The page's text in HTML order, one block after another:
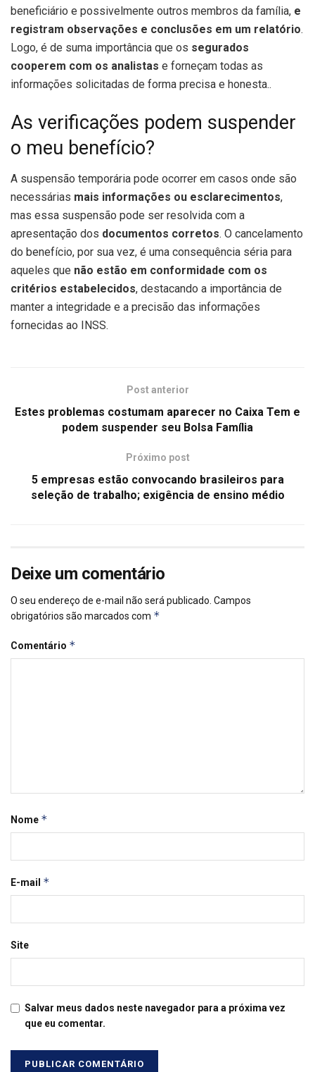
beneficiário e possivelmente outros membros da família, e
registram observações e conclusões em um relatório.
Logo, é de suma importância que os segurados
cooperem com os analistas e forneçam todas as
informações solicitadas de forma precisa e honesta..
As verificações podem suspender
o meu benefício?
A suspensão temporária pode ocorrer em casos onde são
necessárias mais informações ou esclarecimentos,
mas essa suspensão pode ser resolvida com a
apresentação dos documentos corretos. O cancelamento
do benefício, por sua vez, é uma consequência séria para
aqueles que não estão em conformidade com os
critérios estabelecidos, destacando a importância de
manter a integridade e a precisão das informações
fornecidas ao INSS.
Post anterior
Estes problemas costumam aparecer no Caixa Tem e
podem suspender seu Bolsa Família
Próximo post
5 empresas estão convocando brasileiros para
seleção de trabalho; exigência de ensino médio
Deixe um comentário
O seu endereço de e-mail não será publicado. Campos
obrigatórios são marcados com *
Comentário *
Nome *
E-mail *
Site
Salvar meus dados neste navegador para a próxima vez
que eu comentar.